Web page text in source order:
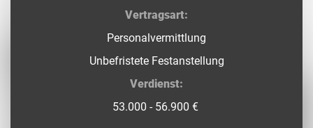
Vertragsart:
Personalvermittlung
Unbefristete Festanstellung
Verdienst:
53.000 - 56.900 €